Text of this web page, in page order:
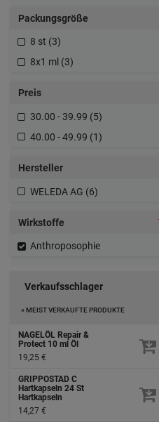
Packungsgröße
8 st (3)
8x1 ml (3)
Preis
30.00 - 39.99 (5)
40.00 - 49.99 (1)
Hersteller
WELEDA AG (6)
Wirkstoffe
Anthroposophie
Verkaufsschlager
» MEIST VERKAUFTE PRODUKTE
NAGELÖL Repair &
Protect 10 ml Öl
19,25 €
GRIPPOSTAD C
Hartkapseln 24 St
Hartkapseln
14,27 €